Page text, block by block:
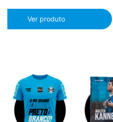
Ver produto